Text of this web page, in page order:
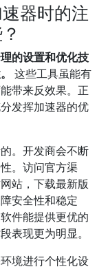
器时的注
的设置和优化技
这些工具虽能有
带来反效果。正
发挥加速器的优
。开发商会不断
。访问官方渠
站，下载最新版
安全性和稳定
件能提供更优的
表现更为明显。
境进行个性化设